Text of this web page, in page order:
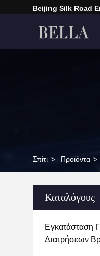
Beijing Silk Road
Σπίτι > Προϊόντα >
Καταλόγους
Εγκατάσταση
Διατρήσεων